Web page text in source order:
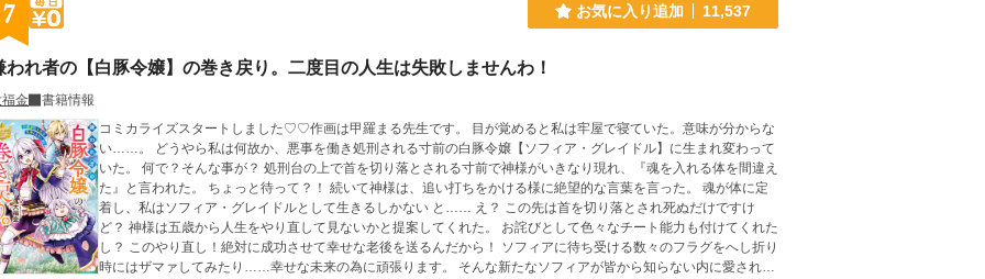
7 お気に入り追加 11,537
われ者の【白豚令嬢】の巻き戻り。二度目の人生は失敗しませんわ！
金
書籍情報
コミカライズスタートしました♡♡作画は甲羅まる先生です。 目が覚めると私は牢屋で寝ていた。意味が分からな
い……。 どうやら私は何故か、悪事を働き処刑される寸前の白豚令嬢【ソフィア・グレイドル】に生まれ変わって
いた。 何で？そんな事が？ 処刑台の上で首を切り落とされる寸前で神様がいきなり現れ、『魂を入れる体を間違え
た』と言われた。 ちょっと待って？！ 続いて神様は、追い打ちをかける様に絶望的な言葉を言った。 魂が体に定
着し、私はソフィア・グレイドルとして生きるしかない と…… え？ この先は首を切り落とされ死ぬだけですけ
ど？ 神様は五歳から人生をやり直して見ないかと提案してくれた。 お詫びとして色々なチート能力も付けてくれた
し？ このやり直し！絶対に成功させて幸せな老後を送るんだから！ ソフィアに待ち受ける数々のフラグをへし折り
時にはザマァしてみたり……幸せな未来の為に頑張ります。 そんな新たなソフィアが皆から知らない内に愛されて